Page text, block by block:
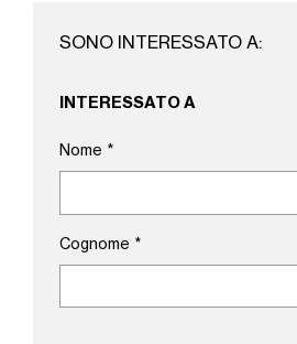
SONO INTERESSATO A:
INTERESSATO A
Nome *
Cognome *